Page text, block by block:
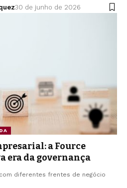
30 de junho de 2026
a Fource
era da governança
diferentes frentes de negócio